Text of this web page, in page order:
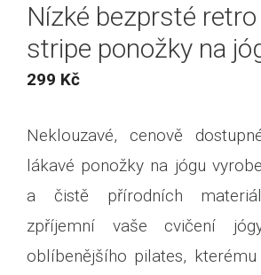
Nízké bezprsté
stripe ponožky na
299 Kč
Neklouzavé, cenově
lákavé ponožky na jógu
a čistě přírodních
zpříjemní vaše cvičení
oblíbenějšího pilates,